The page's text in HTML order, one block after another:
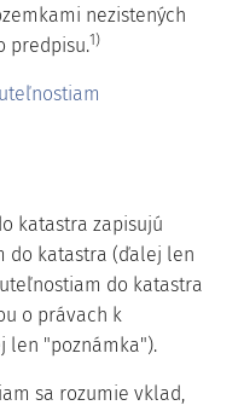
nezistených
predpisu.1)
katastra zapisujú
do katastra (ďalej len
do katastra
o právach k
len "poznámka").
sa rozumie vklad,